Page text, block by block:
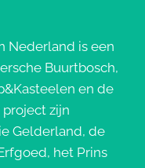
Nederland is een
Buurtbosch,
en de
zijn
Gelderland, de
het Prins